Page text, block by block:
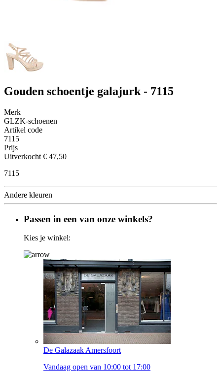
Gouden schoentje galajurk - 7115
Merk
GLZK-schoenen
Artikel code
7115
Prijs
Uitverkocht € 47,50
7115
Andere kleuren
Passen in een van onze winkels?
Kies je winkel:
De Galazaak Amersfoort
Vandaag open van 10:00 tot 17:00